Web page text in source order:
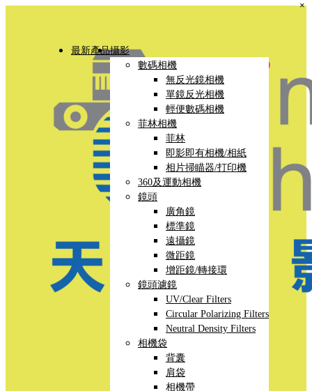
最新產品攝影
數碼相機
無反光鏡相機
單鏡反光相機
輕便數碼相機
菲林相機
菲林
即影即有相機/相紙
相片掃瞄器/打印機
360及運動相機
鏡頭
廣角鏡
標準鏡
遠攝鏡
微距鏡
增距鏡/轉接環
鏡頭濾鏡
UV/Clear Filters
Circular Polarizing Filters
Neutral Density Filters
相機袋
背囊
肩袋
相機帶
×